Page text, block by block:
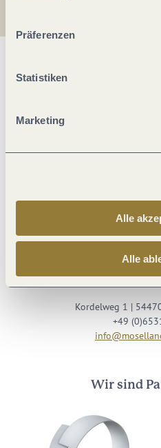
ablehnen" kann es zu
Präferenzen
Statistiken
Marketing
Alle
Alle
Besuche
Youtube
Kordelweg 1 |
+49
Wir sind